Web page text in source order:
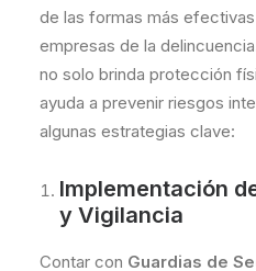
de las formas más
empresas de la
no solo brinda protección
ayuda a prevenir riesgos
algunas estrategias clave:
Implementación
y Vigilancia
Contar con Guardias de